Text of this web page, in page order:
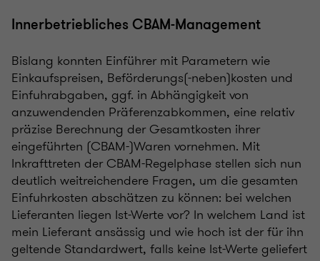
Innerbetriebliches CBAM-Management
Bislang konnten Einführer mit Parametern wie
Einkaufspreisen, Beförderungs(-neben)kosten und
Einfuhrabgaben, ggf. in Abhängigkeit von
anzuwendenden Präferenzabkommen, eine relativ
präzise Berechnung der Gesamtkosten ihrer
eingeführten (CBAM-)Waren vornehmen. Mit
Inkrafttreten der CBAM-Regelphase stellen sich nun
deutlich weitreichendere Fragen, um die gesamten
Einfuhrkosten abschätzen zu können: bei welchen
Lieferanten liegen Ist-Werte vor? In welchem Land ist
mein Lieferant ansässig und wie hoch ist der für ihn
geltende Standardwert, falls keine Ist-Werte geliefert